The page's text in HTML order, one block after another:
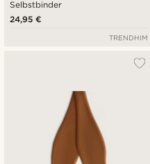
Selbstbinder
24,95 €
TRENDHIM